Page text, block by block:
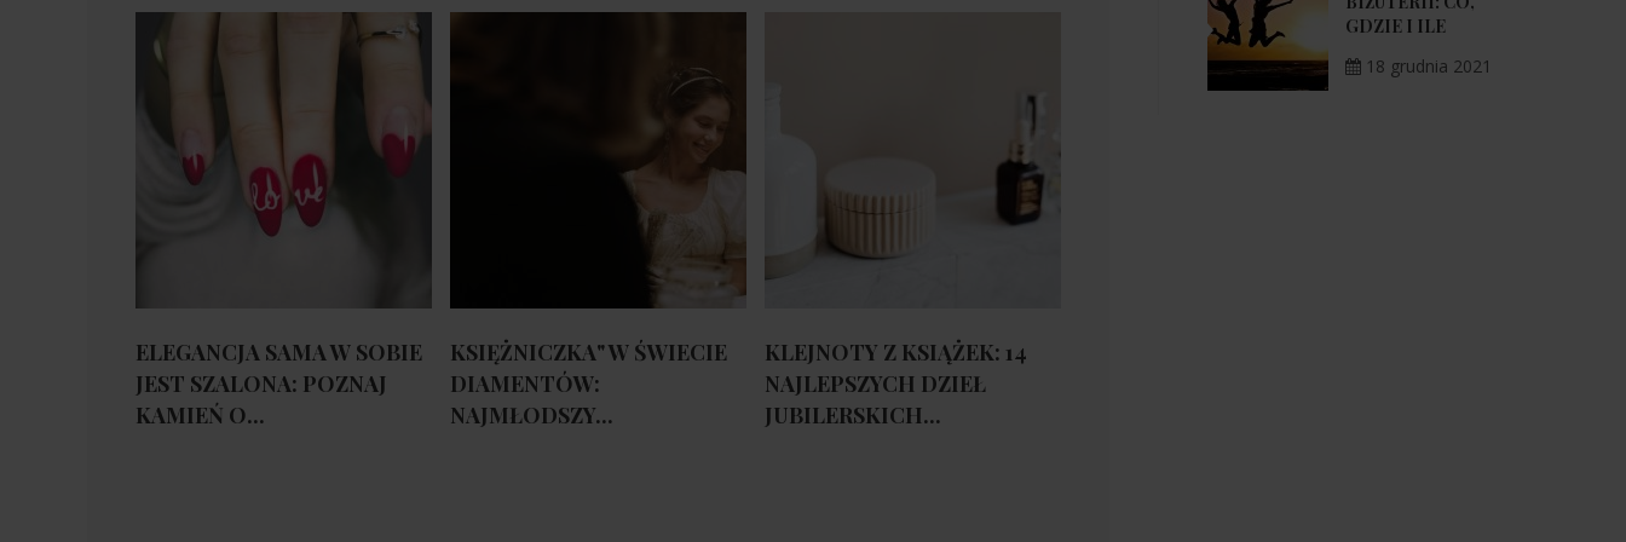
ELEGANCJA SAMA W SOBIE
JEST SZALONA: POZNAJ
KAMIEŃ O...
KSIĘŻNICZKA" W ŚWIECIE
DIAMENTÓW:
NAJMŁODSZY...
KLEJNOTY Z KSIĄŻEK: 14
NAJLEPSZYCH DZIEŁ
JUBILERSKICH...
GDZIE I ILE
18 grudnia 2021